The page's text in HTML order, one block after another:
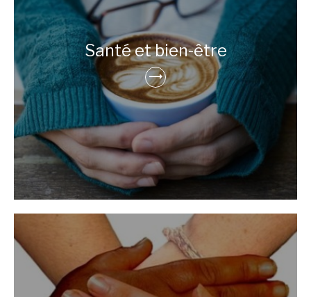
Santé et bien-être